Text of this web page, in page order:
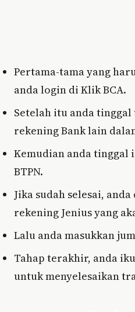
Pertama-tama yang
anda login di Klik BCA.
Setelah itu anda
rekening Bank lain
Kemudian anda tinggal
BTPN.
Jika sudah selesai,
rekening Jenius yang
Lalu anda masukkan
Tahap terakhir, anda
untuk menyelesaikan